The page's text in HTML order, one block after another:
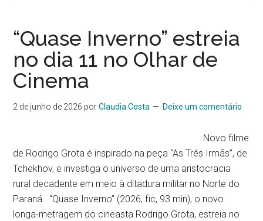
“Quase Inverno” estreia
no dia 11 no Olhar de
Cinema
2 de junho de 2026 porClaudia Costa Deixe um comentário
Novo filme
de Rodrigo Grota é inspirado na peça “As Três Irmãs”, de
Tchekhov, e investiga o universo de uma aristocracia
rural decadente em meio à ditadura militar no Norte do
Paraná “Quase Inverno” (2026, fic, 93 min), o novo
longa-metragem do cineasta Rodrigo Grota, estreia no